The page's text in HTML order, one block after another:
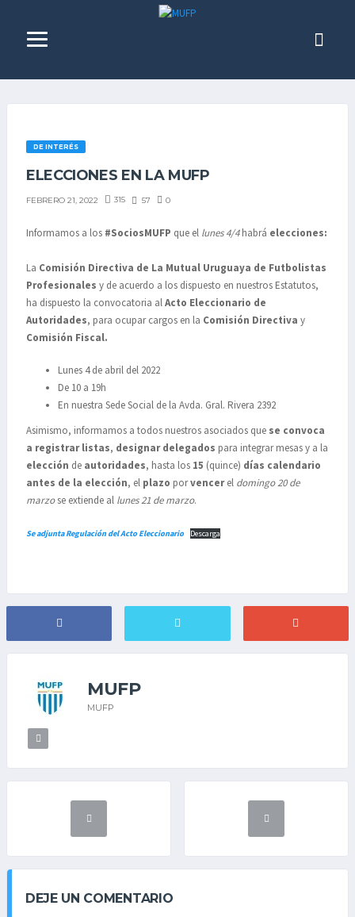
DE INTERÉS
ELECCIONES EN LA MUFP
FEBRERO 21, 2022 315 57 0
Informamos a los #SociosMUFP que el lunes 4/4 habrá elecciones:
La Comisión Directiva de La Mutual Uruguaya de Futbolistas
Profesionales y de acuerdo a los dispuesto en nuestros Estatutos,
ha dispuesto la convocatoria alActo Eleccionario de
Autoridades, para ocupar cargos en la Comisión Directiva y
Comisión Fiscal.
Lunes 4 de abril del 2022
De 10 a 19h
En nuestra Sede Social de la Avda. Gral. Rivera 2392
Asimismo, informamos a todos nuestros asociados que se convoca
a registrar listas, designar delegados para integrar mesas y a la
elección de autoridades, hasta los 15 (quince) días calendario
antes de la elección, el plazo porvencerel domingo 20 de
marzo se extiende al lunes 21 de marzo.
Se adjunta Regulación del Acto Eleccionario Descarga
MUFP
MUFP
DEJE UN COMENTARIO